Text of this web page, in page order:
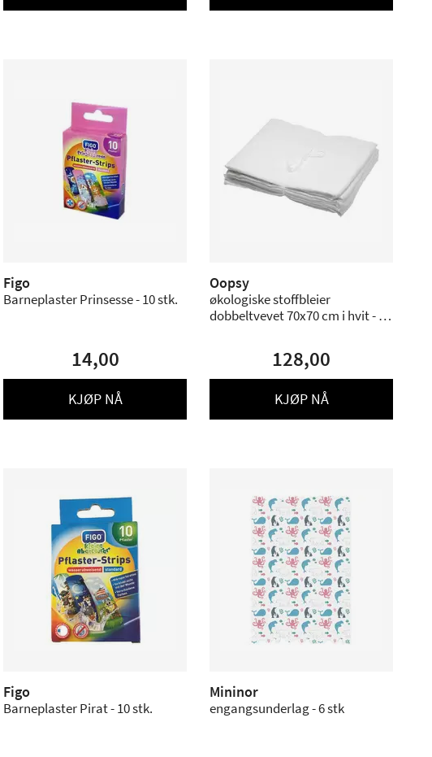
Figo
Barneplaster Prinsesse - 10 stk.
14,00
KJØP NÅ
Oopsy
økologiske stoffbleier
dobbeltvevet 70x70 cm i hvit - 5
128,00
KJØP NÅ
Figo
Barneplaster Pirat - 10 stk.
Mininor
engangsunderlag - 6 stk